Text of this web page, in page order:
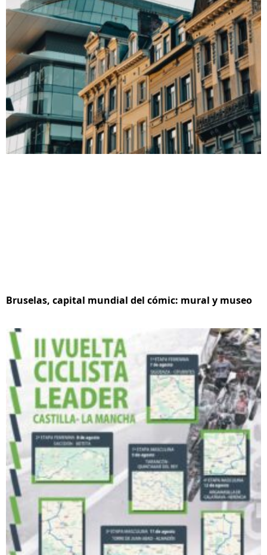
Bruselas, capital mundial del cómic: mural y museo